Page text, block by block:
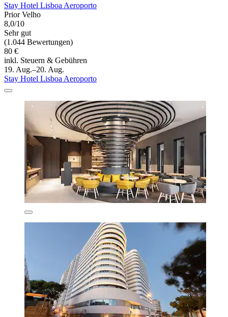
Stay Hotel Lisboa Aeroporto
Prior Velho
8,0/10
Sehr gut
(1.044 Bewertungen)
80 €
inkl. Steuern & Gebühren
19. Aug.–20. Aug.
Stay Hotel Lisboa Aeroporto